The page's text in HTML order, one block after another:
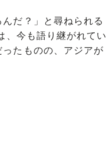
だ？」と尋ねられる
、今も語り継がれてい
たものの、アジアが